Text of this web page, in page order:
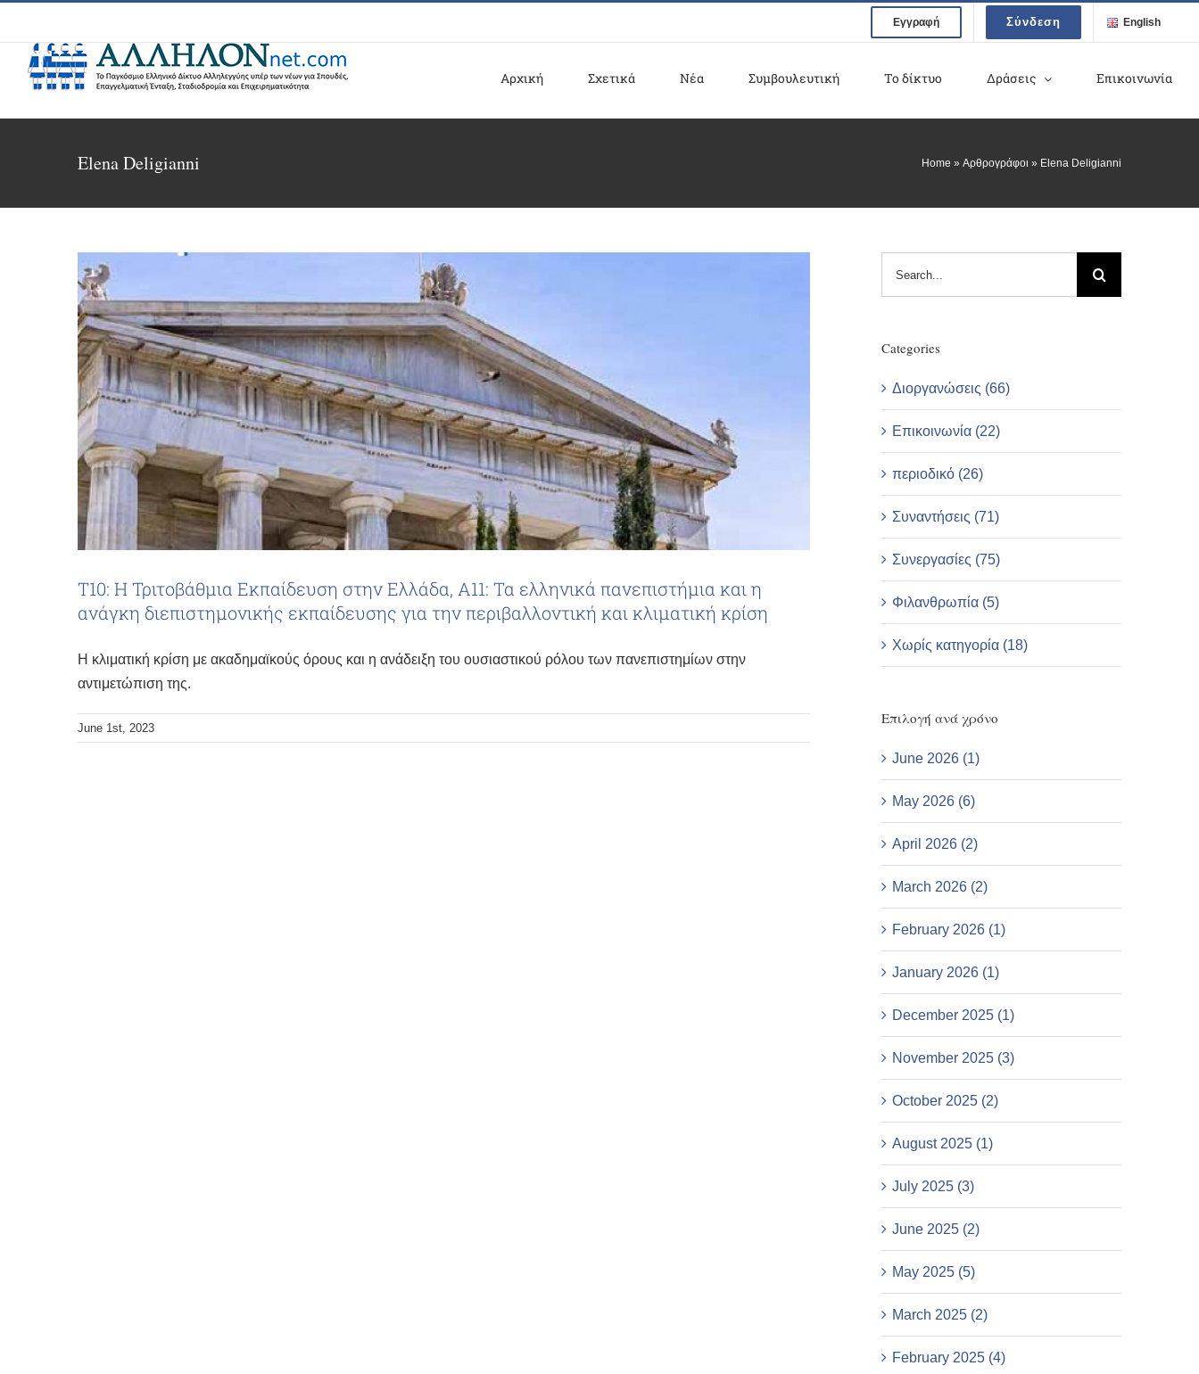
content
Εγγραφή Σύνδεση English
Αρχική Σχετικά Νέα Συμβουλευτική Το δίκτυο Δράσεις Επικοινωνία
Elena Deligianni Home » Αρθρογράφοι » Elena Deligianni
Τ10: Η Τριτοβάθμια Εκπαίδευση στην Ελλάδα, Α11: Τα ελληνικά πανεπιστήμια και η
ανάγκη διεπιστημονικής εκπαίδευσης για την περιβαλλοντική και κλιματική κρίση
Η κλιματική κρίση με ακαδημαϊκούς όρους και η ανάδειξη του ουσιαστικού ρόλου των πανεπιστημίων στην
αντιμετώπιση της.
June 1st, 2023
Categories
Διοργανώσεις (66)
Επικοινωνία (22)
περιοδικό (26)
Συναντήσεις (71)
Συνεργασίες (75)
Φιλανθρωπία (5)
Χωρίς κατηγορία (18)
Επιλογή ανά χρόνο
June 2026 (1)
May 2026 (6)
April 2026 (2)
March 2026 (2)
February 2026 (1)
January 2026 (1)
December 2025 (1)
November 2025 (3)
October 2025 (2)
August 2025 (1)
July 2025 (3)
June 2025 (2)
May 2025 (5)
March 2025 (2)
February 2025 (4)